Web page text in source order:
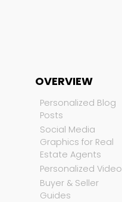
OVERVIEW
Personalized Blog
Posts
Social Media
Graphics for Real
Estate Agents
Personalized Video
Buyer & Seller
Guides